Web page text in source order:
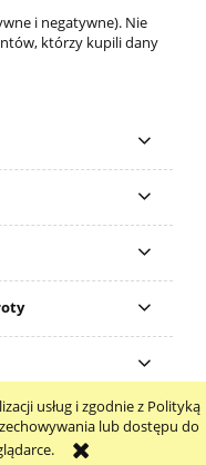
usług i zgodnie z Polityką
lub dostępu do
i negatywne). Nie
którzy kupili dany
strony